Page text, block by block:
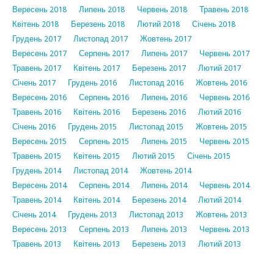
Вересень 2018
Липень 2018 Червень 2018
Травень 2018
Квітень 2018
Березень 2018 Лютий 2018
Січень 2018
Грудень 2017
Листопад 2017
Жовтень 2017
Вересень 2017
Серпень 2017 Липень 2017
Червень 2017
Травень 2017
Квітень 2017 Березень 2017
Лютий 2017
Січень 2017
Грудень 2016 Листопад 2016
Жовтень 2016
Вересень 2016
Серпень 2016 Липень 2016
Червень 2016
Травень 2016
Квітень 2016 Березень 2016
Лютий 2016
Січень 2016
Грудень 2015 Листопад 2015
Жовтень 2015
Вересень 2015
Серпень 2015 Липень 2015
Червень 2015
Травень 2015
Квітень 2015 Лютий 2015
Січень 2015
Грудень 2014
Листопад 2014
Жовтень 2014
Вересень 2014
Серпень 2014 Липень 2014
Червень 2014
Травень 2014
Квітень 2014 Березень 2014
Лютий 2014
Січень 2014
Грудень 2013 Листопад 2013
Жовтень 2013
Вересень 2013
Серпень 2013 Липень 2013
Червень 2013
Травень 2013
Квітень 2013 Березень 2013
Лютий 2013